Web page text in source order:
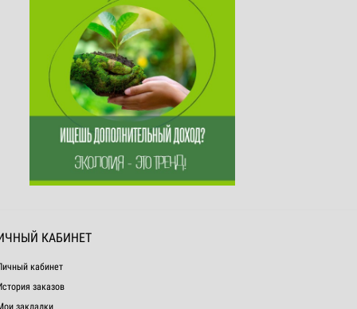
КАБИНЕТ
кабинет
заказов
закладки